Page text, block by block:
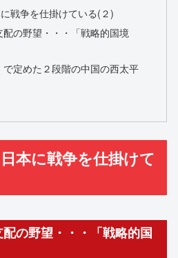
戦争を仕掛けている(２)
の野望・・・「戦略的国境
定めた２段階の中国の西太平
本に戦争を仕掛けて
の野望・・・「戦略的国